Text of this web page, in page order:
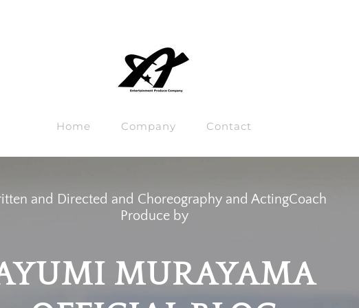
Home Company Contact
and Directed and Choreography and ActingCoach
​Produce by
MURAYAMA